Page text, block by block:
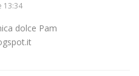
13:34
dolce Pam